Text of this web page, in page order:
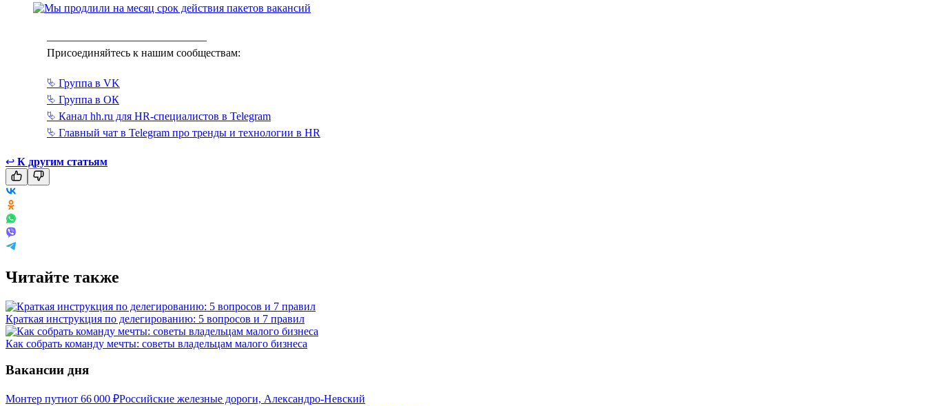
Присоединяйтесь к нашим сообществам:
⮱ Группа в VK
⮱ Группа в ОК
⮱ Канал hh.ru для HR-специалистов в Telegram
⮱ Главный чат в Telegram про тренды и технологии в HR
↩ К другим статьям
Читайте также
Краткая инструкция по делегированию: 5 вопросов и 7 правил
Как собрать команду мечты: советы владельцам малого бизнеса
Вакансии дня
Монтер путиот 66 000 ₽Российские железные дороги, Александро-Невский